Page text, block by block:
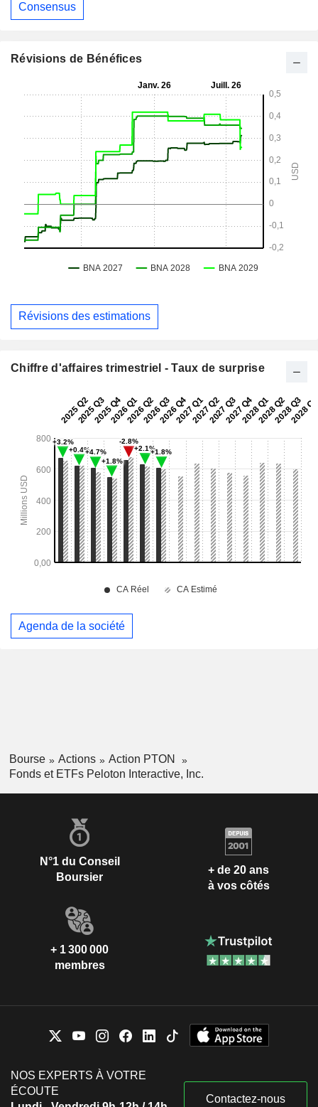
Consensus
Révisions de Bénéfices
Révisions des estimations
Chiffre d'affaires trimestriel - Taux de surprise
Agenda de la société
Bourse Actions
Action PTON
Fonds et ETFs Peloton Interactive, Inc.
N°1 du Conseil
Boursier
+ de 20 ans
à vos côtés
+ 1 300 000
membres
NOS EXPERTS À VOTRE
ÉCOUTE
Contactez-nous